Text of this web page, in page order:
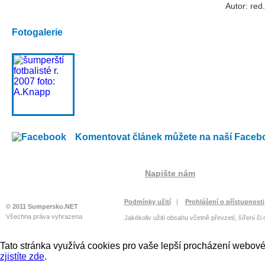
Autor:
Fotogalerie
Komentovat článek můžete na naší
© 2011 Sumpersko.NET
Všechna práva vyhrazena
Napište nám
Podmínky užití | Prohlášení o přístupnosti
Jakékoliv užití obsahu včetně převzetí, šíření či
Tato stránka využívá cookies pro vaše lepší procházení
zjistíte zde.